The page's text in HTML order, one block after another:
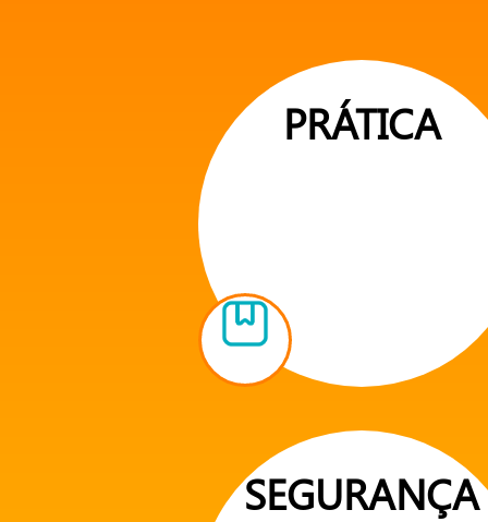
PRÁTICA
SEGURANÇA